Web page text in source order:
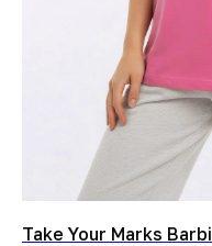
Take Your Marks